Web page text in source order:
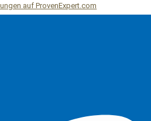
auf ProvenExpert.com